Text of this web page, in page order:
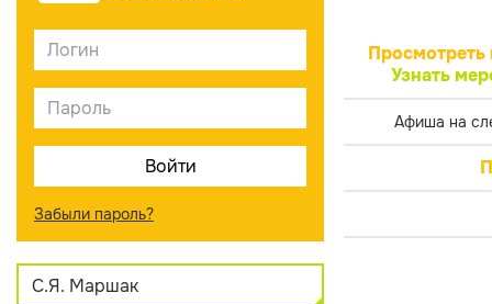
Забыли пароль?
С.Я. Маршак
Просмотреть
Узнать
Афиша на